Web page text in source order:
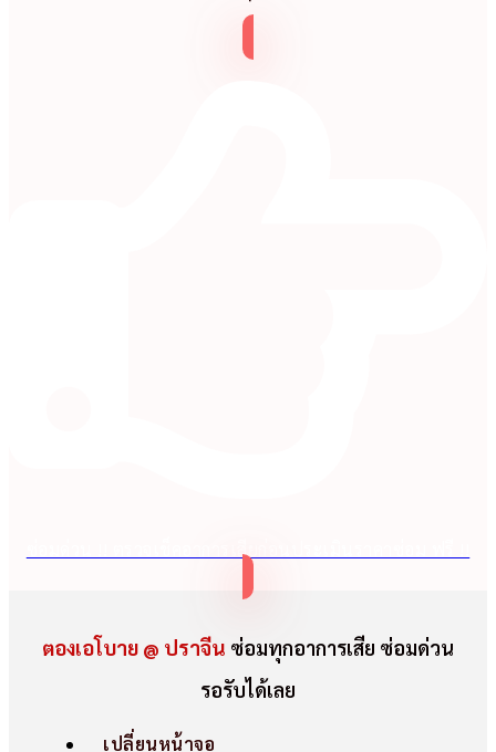
ซ่อมด่วน !! ตรวจเช็คอาการเสียก่อนประเมินราคาซ่อม ฟรี !!
ตองเอโบาย @ ปราจีน ซ่อมทุกอาการเสีย ซ่อมด่วน
รอรับได้เลย
เปลี่ยนหน้าจอ